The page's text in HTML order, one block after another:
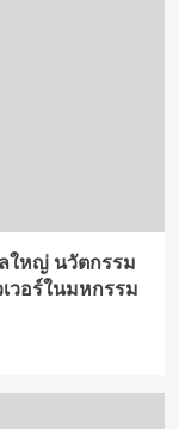
ใหญ่ นวัตกรรม
วอร์ในมหกรรม